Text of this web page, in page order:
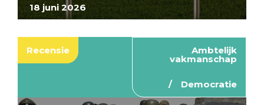
18 juni 2026
Recensie Ambtelijk
vakmanschap
Democratie